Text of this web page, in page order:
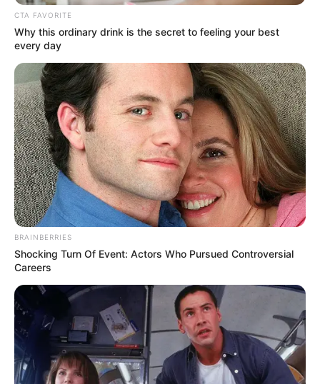
CTA FAVORITE
Why this ordinary drink is the secret to feeling your best
every day
BRAINBERRIES
Shocking Turn Of Event: Actors Who Pursued Controversial
Careers